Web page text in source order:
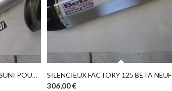
LIGNE ECHAPPEMENT NEUVE YASUNI POUR MOTOS 50 CC SILENCIEUX FACTORY 125 BETA NEUF
306,00€